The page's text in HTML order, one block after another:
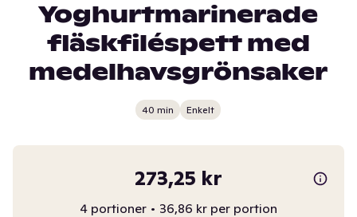
Yoghurtmarinerade
fläskfiléspett med
medelhavsgrönsaker
40 min Enkelt
273,25 kr
4 portioner • 36,86 kr per portion